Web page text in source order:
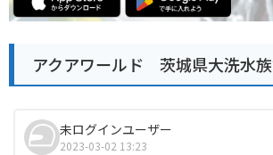
アクアワールド 茨城県大洗水
未ログインユーザー
2023-03-02 13:23